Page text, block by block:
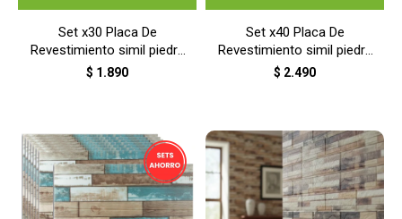
Set x30 Placa De
Revestimiento simil piedra
- TABLA RUSTICA
$ 1.890
Set x40 Placa De
Revestimiento simil piedra
- TABLA RUSTICA
$ 2.490